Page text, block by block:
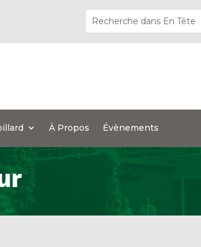
À Propos Évènements